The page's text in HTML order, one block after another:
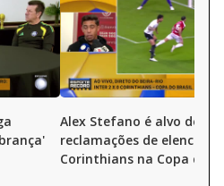
Alex Stefano é alvo de
reclamações de elenco do
Corinthians na Copa do